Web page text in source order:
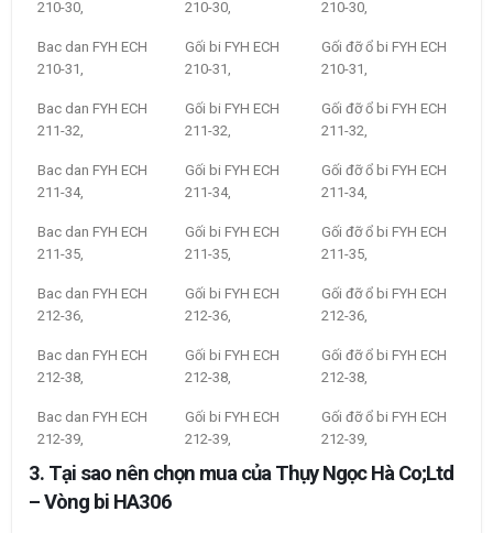
210-30,
210-30,
210-30,
Bac dan FYH ECH
210-31,
Gối bi FYH ECH
210-31,
Gối đỡ ổ bi FYH ECH
210-31,
Bac dan FYH ECH
211-32,
Gối bi FYH ECH
211-32,
Gối đỡ ổ bi FYH ECH
211-32,
Bac dan FYH ECH
211-34,
Gối bi FYH ECH
211-34,
Gối đỡ ổ bi FYH ECH
211-34,
Bac dan FYH ECH
211-35,
Gối bi FYH ECH
211-35,
Gối đỡ ổ bi FYH ECH
211-35,
Bac dan FYH ECH
212-36,
Gối bi FYH ECH
212-36,
Gối đỡ ổ bi FYH ECH
212-36,
Bac dan FYH ECH
212-38,
Gối bi FYH ECH
212-38,
Gối đỡ ổ bi FYH ECH
212-38,
Bac dan FYH ECH
212-39,
Gối bi FYH ECH
212-39,
Gối đỡ ổ bi FYH ECH
212-39,
3. Tại sao nên chọn mua của Thụy Ngọc Hà Co;Ltd
– Vòng bi HA306